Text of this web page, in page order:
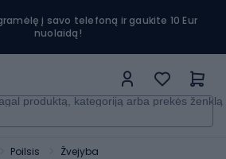
į savo telefoną ir gaukite 10 Eur
nuolaidą!
produktą, kategoriją arba prekės ženklą
Poilsis Žvejyba